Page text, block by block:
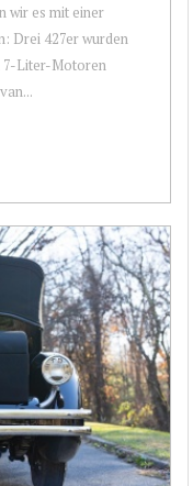
wir es mit einer
Drei 427er wurden
7-Liter-Motoren